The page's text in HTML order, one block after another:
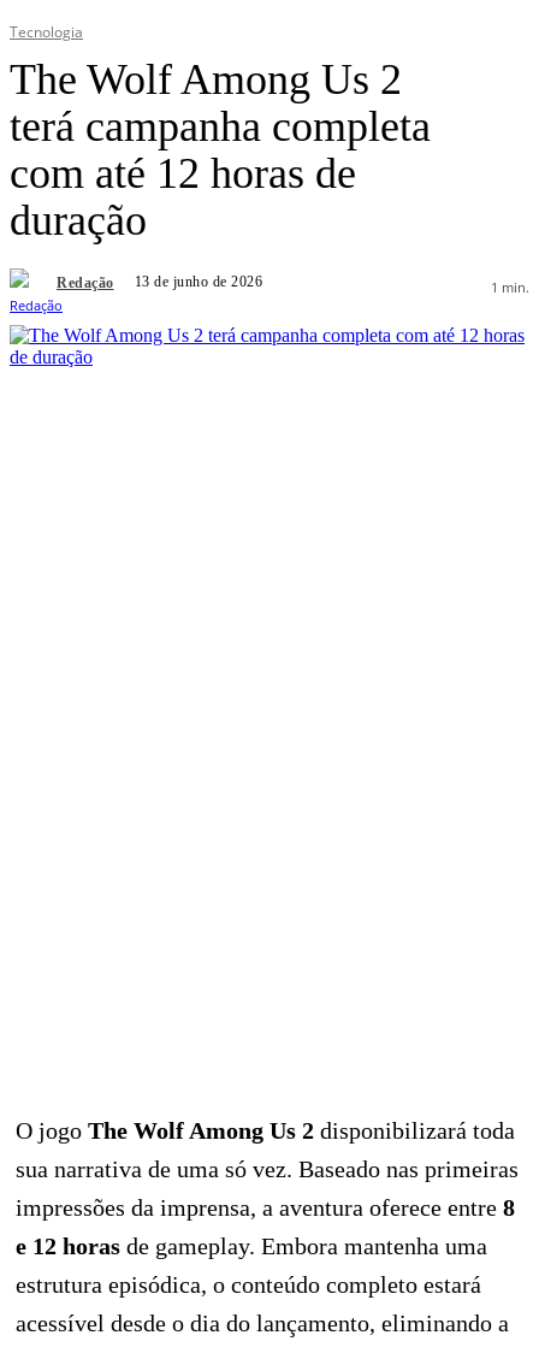
Tecnologia
The Wolf Among Us 2
terá campanha completa
com até 12 horas de
duração
Redação 13 de junho de 2026 1 min.
O jogo The Wolf Among Us 2 disponibilizará toda
sua narrativa de uma só vez. Baseado nas primeiras
impressões da imprensa, a aventura oferece entre 8
e 12 horas de gameplay. Embora mantenha uma
estrutura episódica, o conteúdo completo estará
acessível desde o dia do lançamento, eliminando a